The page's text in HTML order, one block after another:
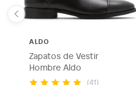
ALDO
Zapatos de Vestir
Hombre Aldo
(41)